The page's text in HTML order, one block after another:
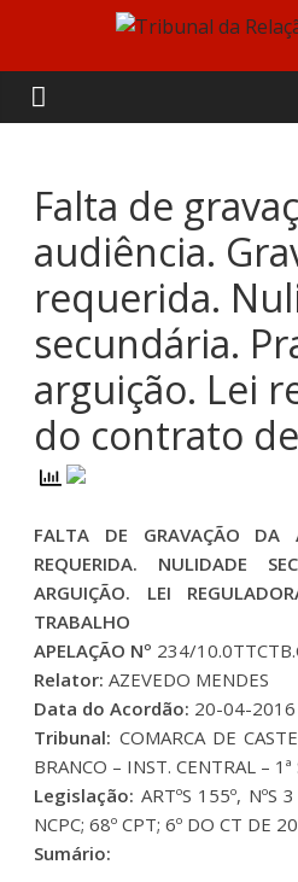
content
Tribunal
da
Relação
de
Coimbra
Falta de
audiência.
requerida.
secundária.
arguição. Lei
do contrato
FALTA DE GRAVAÇÃO DA
REQUERIDA. NULIDADE
ARGUIÇÃO. LEI
TRABALHO
APELAÇÃO Nº 234/
Relator:AZEVEDO MENDES
Data do Acordão: 20-04-2016
Tribunal: COMARCA DE
BRANCO – INST. CENTRAL –
Legislação: ARTºS 155º, NºS
NCPC; 68º CPT; 6º DO CT DE
Sumário: